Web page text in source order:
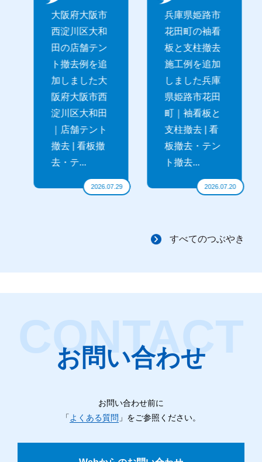
大阪府大阪市
西淀川区大和
田の店舗テン
ト撤去例を追
加しました大
阪府大阪市西
淀川区大和田
｜店舗テント
撤去 | 看板撤
去・テ...
2026.07.29
兵庫県姫路市
花田町の袖看
板と支柱撤去
施工例を追加
しました兵庫
県姫路市花田
町｜袖看板と
支柱撤去 | 看
板撤去・テン
ト撤去...
2026.07.20
すべてのつぶやき
お問い合わせ
お問い合わせ前に
「 よくある質問 」をご参照ください。